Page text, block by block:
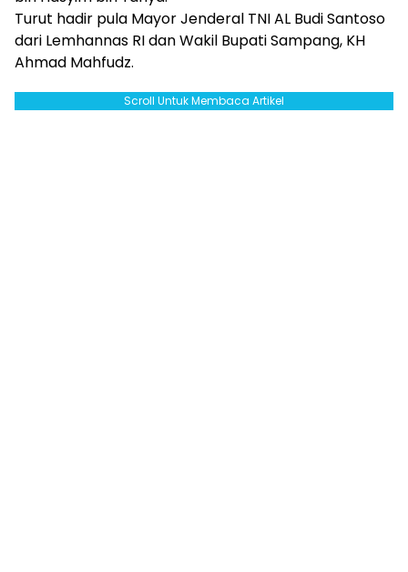
Turut hadir pula Mayor Jenderal TNI AL Budi Santoso
dari Lemhannas RI dan Wakil Bupati Sampang, KH
Ahmad Mahfudz.
Scroll Untuk Membaca Artikel